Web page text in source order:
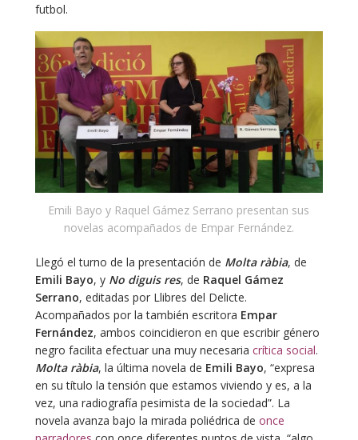
futbol.
Emili Bayo y Raquel Gámez Serrano presentan sus
novelas acompañados de Empar Fernández.
Llegó el turno de la presentación de Molta ràbia, de
Emili Bayo, y No diguis res, de Raquel Gámez
Serrano, editadas por Llibres del Delicte.
Acompañados por la también escritora Empar
Fernández, ambos coincidieron en que escribir género
negro facilita efectuar una muy necesaria crítica social.
Molta ràbia, la última novela de Emili Bayo, “expresa
en su título la tensión que estamos viviendo y es, a la
vez, una radiografía pesimista de la sociedad”. La
novela avanza bajo la mirada poliédrica de once